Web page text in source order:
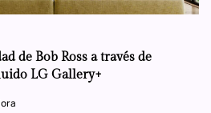
de Bob Ross a través de
LG Gallery+